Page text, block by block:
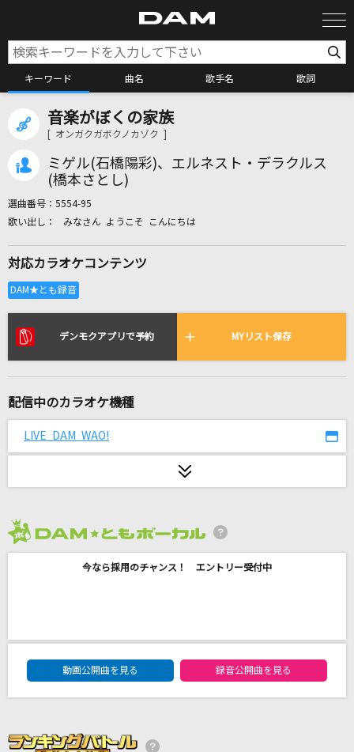
キーワード 曲名 歌手名 歌詞
カラオケ検索
カラオケ店舗検索
カラオケリクエスト
God knows...
残酷な天使のテーゼ
高橋洋子
[生音]天ノ弱
[生音]曖歌(十周年記念 横浜スタジアム伝説)
湘南乃風
back number
音楽がぼくの家族
[ オンガクガボクノカゾク ]
ミゲル(石橋陽彩)、エルネスト・デラクルス
(橋本さとし)
選曲番号： 5554-95
みなさん ようこそ こんにちは
対応カラオケコンテンツ
デンモクアプリで予約 MYリスト保存
配信中のカラオケ機種
LIVE DAM WAO!
今なら採用のチャンス！ エントリー受付中
DAM★ともボーカルエントリーランキング
動画公開曲を見る
録音公開曲を見る